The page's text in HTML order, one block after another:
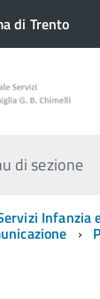
di Trento
di sezione
Infanzia